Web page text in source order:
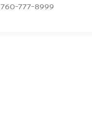
760-777-8999